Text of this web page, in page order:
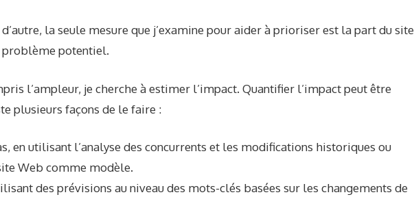
la seule mesure que j’examine pour aider à prioriser est la part du site
problème potentiel.
l’ampleur, je cherche à estimer l’impact. Quantifier l’impact peut être
plusieurs façons de le faire :
en utilisant l’analyse des concurrents et les modifications historiques ou
Web comme modèle.
des prévisions au niveau des mots-clés basées sur les changements de